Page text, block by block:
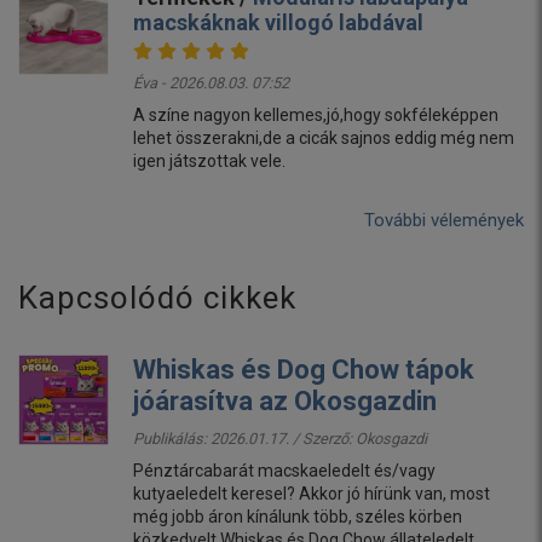
macskáknak villogó labdával
Éva - 2026.08.03. 07:52
A színe nagyon kellemes,jó,hogy sokféleképpen
lehet összerakni,de a cicák sajnos eddig még nem
igen játszottak vele.
További vélemények
Kapcsolódó cikkek
Whiskas és Dog Chow tápok
jóárasítva az Okosgazdin
Publikálás: 2026.01.17. / Szerző: Okosgazdi
Pénztárcabarát macskaeledelt és/vagy
kutyaeledelt keresel? Akkor jó hírünk van, most
még jobb áron kínálunk több, széles körben